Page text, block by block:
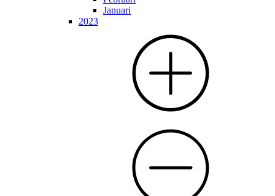
Januari
2023